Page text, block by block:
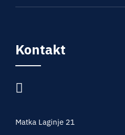
Kontakt
Matka Laginje 21